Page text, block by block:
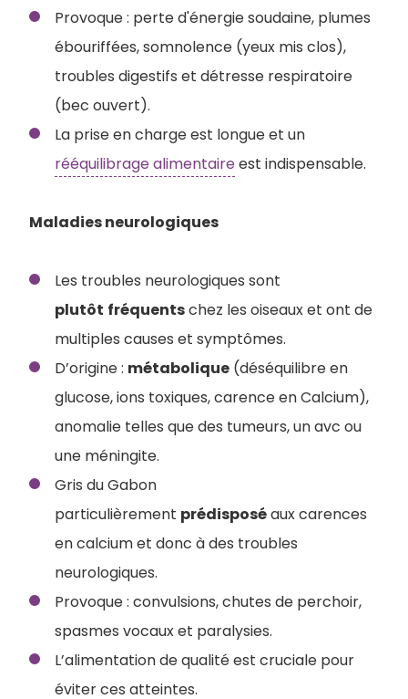
Provoque : perte d'énergie soudaine, plumes
ébouriffées, somnolence (yeux mis clos),
troubles digestifs et détresse respiratoire
(bec ouvert).
La prise en charge est longue et un
rééquilibrage alimentaireest indispensable.
Maladies neurologiques
Les troubles neurologiques sont
plutôt fréquentschez les oiseaux et ont de
multiples causes et symptômes.
D’origine : métabolique (déséquilibre en
glucose, ions toxiques, carence en Calcium),
anomalie telles que des tumeurs, un avc ou
une méningite.
Gris du Gabon
particulièrement prédisposéaux carences
en calcium et donc à des troubles
neurologiques.
Provoque : convulsions, chutes de perchoir,
spasmes vocaux et paralysies.
L’alimentation de qualité est cruciale pour
éviter ces atteintes.